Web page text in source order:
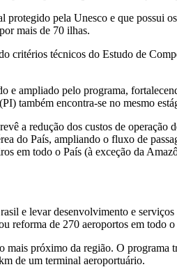
pela Unesco e que possui
mais de 70 ilhas.
critérios técnicos do Estudo de
ampliado pelo programa,
também encontra-se no mesmo
a redução dos custos de operação
do País, ampliando o fluxo de
em todo o País (à exceção da
e levar desenvolvimento e
reforma de 270 aeroportos em todo
próximo da região. O programa
de um terminal aeroportuário.